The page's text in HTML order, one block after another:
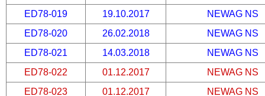
ED78-019
19.10.2017
NEWAG NS
ED78-020
26.02.2018
NEWAG NS
ED78-021
14.03.2018
NEWAG NS
ED78-022
01.12.2017
NEWAG NS
ED78-023
01.12.2017
NEWAG NS